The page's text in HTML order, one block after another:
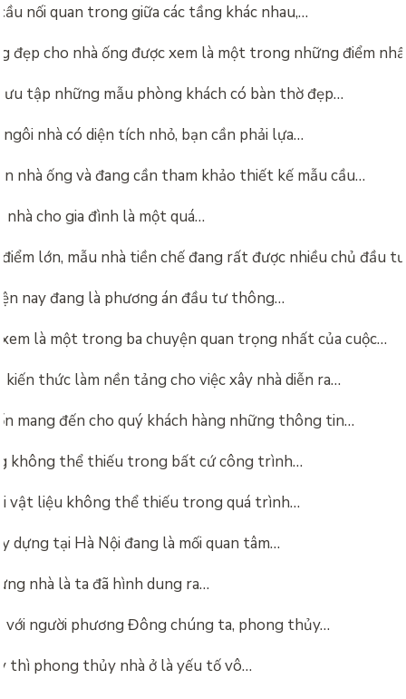
nối quan trong giữa các tầng khác nhau,…
đẹp cho nhà ống được xem là một trong những điểm
tập những mẫu phòng khách có bàn thờ đẹp…
nhà có diện tích nhỏ, bạn cần phải lựa…
nhà ống và đang cần tham khảo thiết kế mẫu cầu…
nhà cho gia đình là một quá…
lớn, mẫu nhà tiền chế đang rất được nhiều chủ đầu
nay đang là phương án đầu tư thông…
là một trong ba chuyện quan trọng nhất của cuộc…
kiến thức làm nền tảng cho việc xây nhà diễn ra…
mang đến cho quý khách hàng những thông tin…
không thể thiếu trong bất cứ công trình…
vật liệu không thể thiếu trong quá trình…
dựng tại Hà Nội đang là mối quan tâm…
nhà là ta đã hình dung ra…
với người phương Đông chúng ta, phong thủy…
thì phong thủy nhà ở là yếu tố vô…